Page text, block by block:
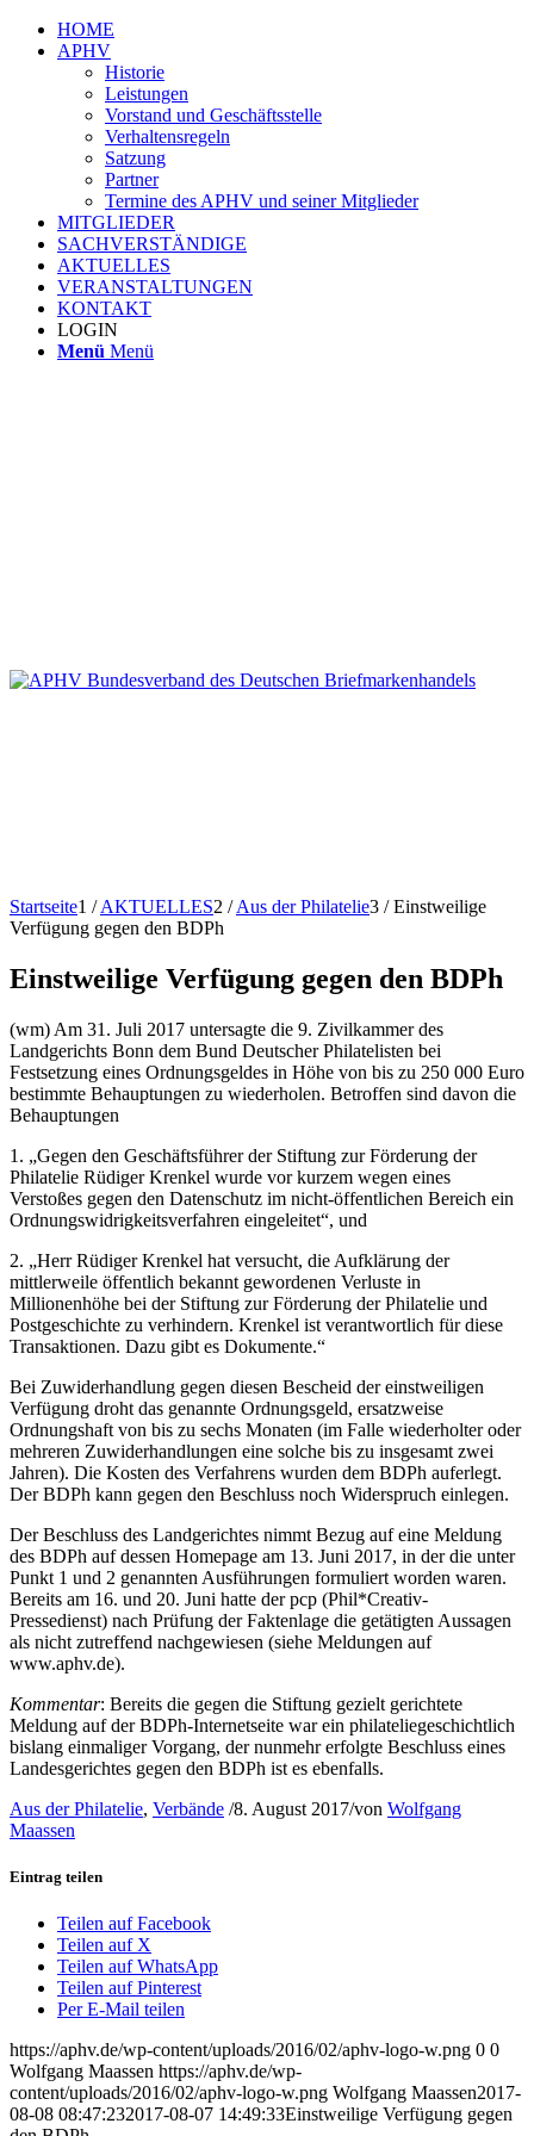
HOME
APHV
Historie
Leistungen
Vorstand und Geschäftsstelle
Verhaltensregeln
Satzung
Partner
Termine des APHV und seiner Mitglieder
MITGLIEDER
SACHVERSTÄNDIGE
AKTUELLES
VERANSTALTUNGEN
KONTAKT
LOGIN
Menü Menü
Startseite1 / AKTUELLES2 / Aus der Philatelie3 / Einstweilige
Verfügung gegen den BDPh
Einstweilige Verfügung gegen den BDPh
(wm) Am 31. Juli 2017 untersagte die 9. Zivilkammer des
Landgerichts Bonn dem Bund Deutscher Philatelisten bei
Festsetzung eines Ordnungsgeldes in Höhe von bis zu 250 000 Euro
bestimmte Behauptungen zu wiederholen. Betroffen sind davon die
Behauptungen
1. „Gegen den Geschäftsführer der Stiftung zur Förderung der
Philatelie Rüdiger Krenkel wurde vor kurzem wegen eines
Verstoßes gegen den Datenschutz im nicht-öffentlichen Bereich ein
Ordnungswidrigkeitsverfahren eingeleitet“, und
2. „Herr Rüdiger Krenkel hat versucht, die Aufklärung der
mittlerweile öffentlich bekannt gewordenen Verluste in
Millionenhöhe bei der Stiftung zur Förderung der Philatelie und
Postgeschichte zu verhindern. Krenkel ist verantwortlich für diese
Transaktionen. Dazu gibt es Dokumente.“
Bei Zuwiderhandlung gegen diesen Bescheid der einstweiligen
Verfügung droht das genannte Ordnungsgeld, ersatzweise
Ordnungshaft von bis zu sechs Monaten (im Falle wiederholter oder
mehreren Zuwiderhandlungen eine solche bis zu insgesamt zwei
Jahren). Die Kosten des Verfahrens wurden dem BDPh auferlegt.
Der BDPh kann gegen den Beschluss noch Widerspruch einlegen.
Der Beschluss des Landgerichtes nimmt Bezug auf eine Meldung
des BDPh auf dessen Homepage am 13. Juni 2017, in der die unter
Punkt 1 und 2 genannten Ausführungen formuliert worden waren.
Bereits am 16. und 20. Juni hatte der pcp (Phil*Creativ-
Pressedienst) nach Prüfung der Faktenlage die getätigten Aussagen
als nicht zutreffend nachgewiesen (siehe Meldungen auf
www.aphv.de).
Kommentar: Bereits die gegen die Stiftung gezielt gerichtete
Meldung auf der BDPh-Internetseite war ein philateliegeschichtlich
bislang einmaliger Vorgang, der nunmehr erfolgte Beschluss eines
Landesgerichtes gegen den BDPh ist es ebenfalls.
Aus der Philatelie, Verbände /8. August 2017/von Wolfgang
Maassen
Eintrag teilen
Teilen auf Facebook
Teilen auf X
Teilen auf WhatsApp
Teilen auf Pinterest
Per E-Mail teilen
https://aphv.de/wp-content/uploads/2016/02/aphv-logo-w.png 0 0
Wolfgang Maassen https://aphv.de/wp-
content/uploads/2016/02/aphv-logo-w.png Wolfgang Maassen2017-
08-08 08:47:232017-08-07 14:49:33Einstweilige Verfügung gegen